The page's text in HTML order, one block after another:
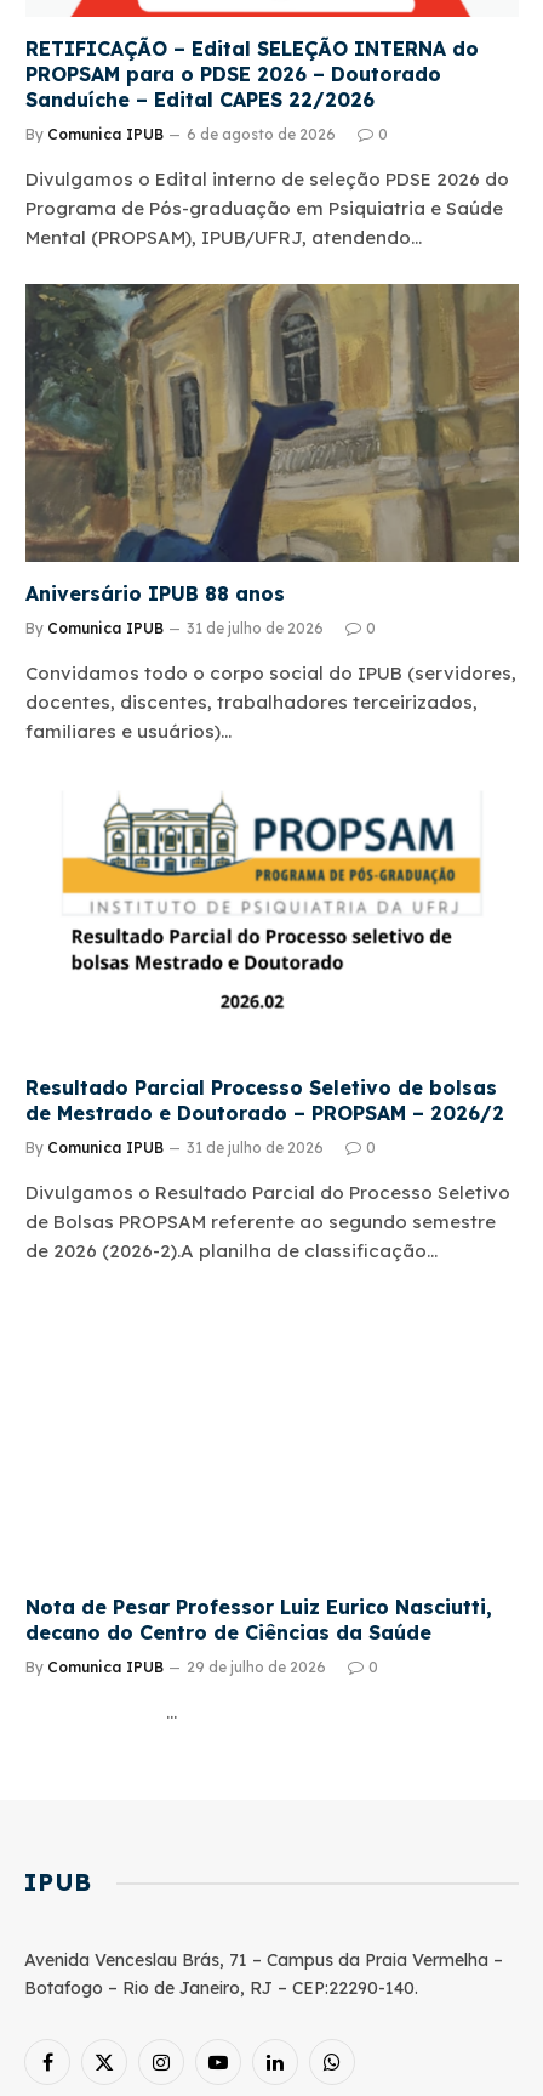
RETIFICAÇÃO – Edital SELEÇÃO INTERNA do
PROPSAM para o PDSE 2026 – Doutorado
Sanduíche – Edital CAPES 22/2026
By Comunica IPUB 6 de agosto de 2026 0
Divulgamos o Edital interno de seleção PDSE 2026 do
Programa de Pós-graduação em Psiquiatria e Saúde
Mental (PROPSAM), IPUB/UFRJ, atendendo…
Aniversário IPUB 88 anos
By Comunica IPUB 31 de julho de 2026 0
Convidamos todo o corpo social do IPUB (servidores,
docentes, discentes, trabalhadores terceirizados,
familiares e usuários)…
Resultado Parcial Processo Seletivo de bolsas
de Mestrado e Doutorado – PROPSAM – 2026/2
By Comunica IPUB 31 de julho de 2026 0
Divulgamos o Resultado Parcial do Processo Seletivo
de Bolsas PROPSAM referente ao segundo semestre
de 2026 (2026-2).A planilha de classificação…
Nota de Pesar Professor Luiz Eurico Nasciutti,
decano do Centro de Ciências da Saúde
By Comunica IPUB 29 de julho de 2026 0
…
IPUB
Avenida Venceslau Brás, 71 – Campus da Praia Vermelha –
Botafogo – Rio de Janeiro, RJ – CEP:22290-140.
Facebook
X
InstagramYouTubeLinkedInWhatsApp